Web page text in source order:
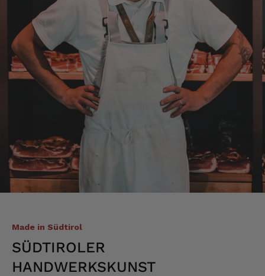
Made in Südtirol
SÜDTIROLER
HANDWERKSKUNST
7.8.2026
Alle Bewertungen Lesen